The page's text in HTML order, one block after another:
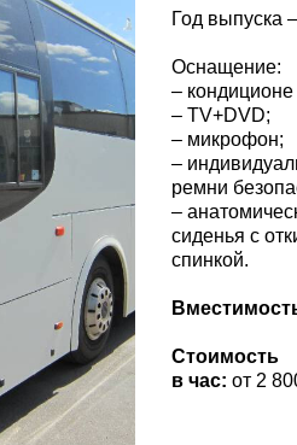
Год выпуска
Оснащение:
– кондиционе
– TV+DVD;
– микрофон;
–
ремни
–
сиденья с
спинкой.
Стоимость
в час: от 2